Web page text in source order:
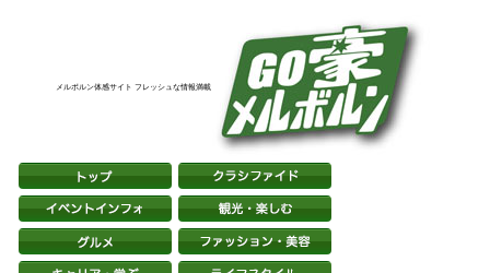
メルボルン体感サイト フレッシュな情報満載